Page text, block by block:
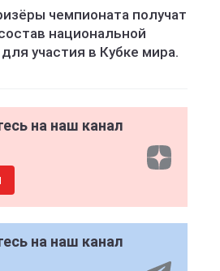
чемпионата получат
национальной
участия в Кубке мира.
на наш канал
на наш канал